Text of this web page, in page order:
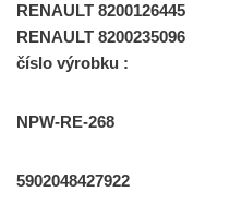
RENAULT 8200126445
RENAULT 8200235096
číslo výrobku :
NPW-RE-268
5902048427922